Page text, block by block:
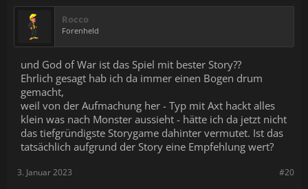
Rocco
Forenheld
und God of War ist das Spiel mit bester Story??
Ehrlich gesagt hab ich da immer einen Bogen drum
gemacht,
weil von der Aufmachung her - Typ mit Axt hackt alles
klein was nach Monster aussieht - hätte ich da jetzt nicht
das tiefgründigste Storygame dahinter vermutet. Ist das
tatsächlich aufgrund der Story eine Empfehlung wert?
#20
3. Januar 2023